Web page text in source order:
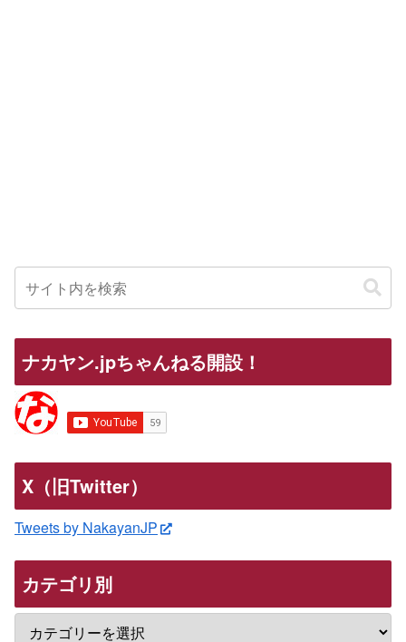
ナカヤン.jpちゃんねる開設！
X（旧Twitter）
Tweets by NakayanJP
カテゴリ別